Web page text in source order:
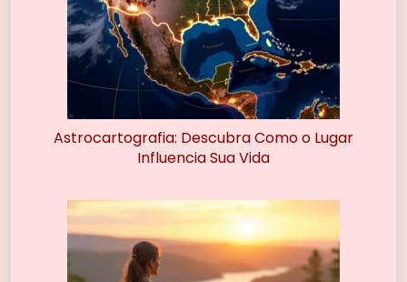
Astrocartografia: Descubra Como o Lugar
Influencia Sua Vida